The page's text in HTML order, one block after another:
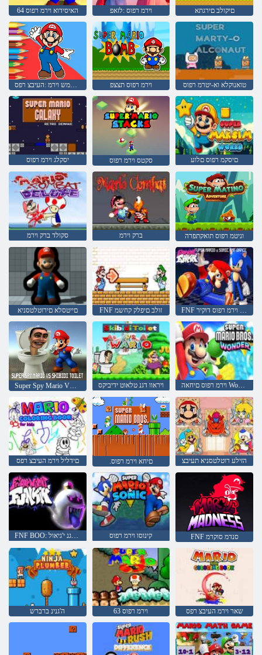
64 האיסידוא וירמ רפוס וירמ רפוס :לזאפ םיקולב םירגתא
הקלחה חמש וירמ :העיבצ רפס וירמ רפוס תצצפ טואנוקלא וא-יטרמ רפוס
יסקלג וירמ רפוס סקטס וירמ רפוס םיסקמ רפוס םלוע
סקולד ברק וירמ ברק וירמ וניטמ רפוס תואקתפרה
םייטסלא םירוטלטסניא FNF זולב םיפלק קחשמ FNF קינוסו וירמ רפוס דוקיר
Super Spy Mario VS Skibidi תלסא ויראוו דגנ טלאוט ידיביקס וירמ רפוס םיחאה Wonder v. 2
םידליל וירמ העיבצ רפס .םיחא וירמ רפוס הזילע רוטלטסניא תעיבצ
FNF BOO: ובגניק דגנ י'גיאול קינוסו וירמ רפוס FNF סנדמ סוקרמ
ה'גנינ ברברש 63 וירמ רפוס שאר וירמ העיבצ רפס